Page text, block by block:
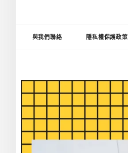
與我們聯絡 隱私權保護政策